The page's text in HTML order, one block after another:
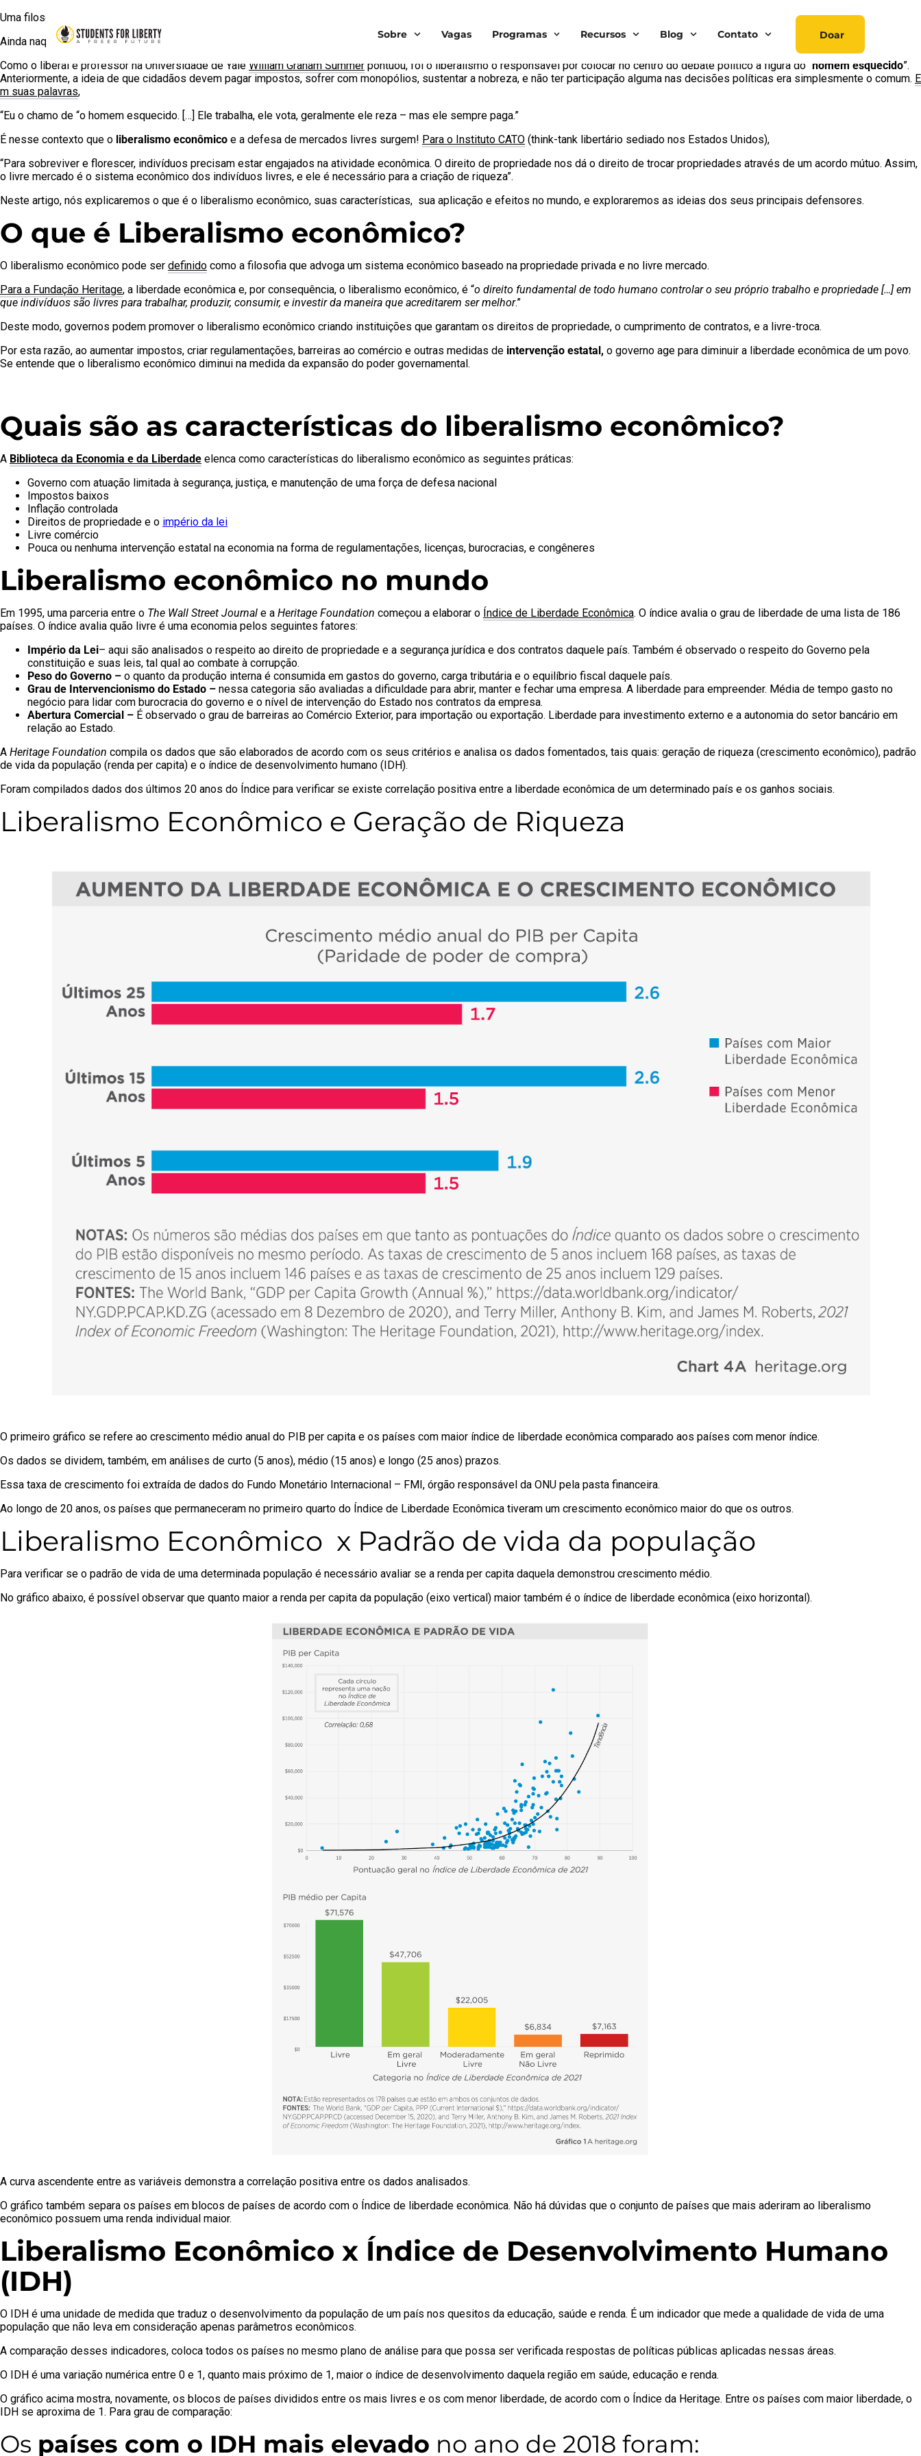
Sobre Vagas Programas Recursos Blog Contato Doar
Uma filosofia em defesa da liberdade é defendida e nominada de diferentes modos desde o pensador chinês
Ainda naquela época, Tzuargumentava sem lei e compulsão, os homens viverão em harmonia ”, um pensamento não muito diferente do expresso peloLiberalismo
moderno.
Como o liberal e professor na Universidade de Yale William Graham Summer pontuou, foi o liberalismo o responsável por colocar no centro do debate político a figura do “ homem esquecido”.
Anteriormente, a ideia de que cidadãos devem pagar impostos, sofrer com monopólios, sustentar a nobreza, e não ter participação alguma nas decisões políticas era simplesmente o comum. E
m suas palavras,
“Eu o chamo de “o homem esquecido. […] Ele trabalha, ele vota, geralmente ele reza – mas ele sempre paga.”
É nesse contexto que o liberalismo econômico e a defesa de mercados livres surgem! Para o Instituto CATO (think-tank libertário sediado nos Estados Unidos),
“Para sobreviver e florescer, indivíduos precisam estar engajados na atividade econômica. O direito de propriedade nos dá o direito de trocar propriedades através de um acordo mútuo. Assim,
o livre mercado é o sistema econômico dos indivíduos livres, e ele é necessário para a criação de riqueza”.
Neste artigo, nós explicaremos o que é o liberalismo econômico, suas características, sua aplicação e efeitos no mundo, e exploraremos as ideias dos seus principais defensores.
O que é Liberalismo econômico?
O liberalismo econômico pode ser definido como a filosofia que advoga um sistema econômico baseado na propriedade privada e no livre mercado.
Para a Fundação Heritage, a liberdade econômica e, por consequência, o liberalismo econômico, é “o direito fundamental de todo humano controlar o seu próprio trabalho e propriedade […] em
que indivíduos são livres para trabalhar, produzir, consumir, e investir da maneira que acreditarem ser melhor.”
Deste modo, governos podem promover o liberalismo econômico criando instituições que garantam os direitos de propriedade, o cumprimento de contratos, e a livre-troca.
Por esta razão, ao aumentar impostos, criar regulamentações, barreiras ao comércio e outras medidas de intervenção estatal, o governo age para diminuir a liberdade econômica de um povo.
Se entende que o liberalismo econômico diminui na medida da expansão do poder governamental.
Quais são as características do liberalismo econômico?
A Biblioteca da Economia e da Liberdade elenca como características do liberalismo econômico as seguintes práticas:
Governo com atuação limitada à segurança, justiça, e manutenção de uma força de defesa nacional
Impostos baixos
Inflação controlada
Direitos de propriedade e o império da lei
Livre comércio
Pouca ou nenhuma intervenção estatal na economia na forma de regulamentações, licenças, burocracias, e congêneres
Liberalismo econômico no mundo
Em 1995, uma parceria entre o The Wall Street Journal e a Heritage Foundation começou a elaborar o Índice de Liberdade Econômica. O índice avalia o grau de liberdade de uma lista de 186
países. O índice avalia quão livre é uma economia pelos seguintes fatores:
Império da Lei– aqui são analisados o respeito ao direito de propriedade e a segurança jurídica e dos contratos daquele país. Também é observado o respeito do Governo pela
constituição e suas leis, tal qual ao combate à corrupção.
Peso do Governo – o quanto da produção interna é consumida em gastos do governo, carga tributária e o equilíbrio fiscal daquele país.
Grau de Intervencionismo do Estado – nessa categoria são avaliadas a dificuldade para abrir, manter e fechar uma empresa. A liberdade para empreender. Média de tempo gasto no
negócio para lidar com burocracia do governo e o nível de intervenção do Estado nos contratos da empresa.
Abertura Comercial – É observado o grau de barreiras ao Comércio Exterior, para importação ou exportação. Liberdade para investimento externo e a autonomia do setor bancário em
relação ao Estado.
A Heritage Foundation compila os dados que são elaborados de acordo com os seus critérios e analisa os dados fomentados, tais quais: geração de riqueza (crescimento econômico), padrão
de vida da população (renda per capita) e o índice de desenvolvimento humano (IDH).
Foram compilados dados dos últimos 20 anos do Índice para verificar se existe correlação positiva entre a liberdade econômica de um determinado país e os ganhos sociais.
Liberalismo Econômico e Geração de Riqueza
O primeiro gráfico se refere ao crescimento médio anual do PIB per capita e os países com maior índice de liberdade econômica comparado aos países com menor índice.
Os dados se dividem, também, em análises de curto (5 anos), médio (15 anos) e longo (25 anos) prazos.
Essa taxa de crescimento foi extraída de dados do Fundo Monetário Internacional – FMI, órgão responsável da ONU pela pasta financeira.
Ao longo de 20 anos, os países que permaneceram no primeiro quarto do Índice de Liberdade Econômica tiveram um crescimento econômico maior do que os outros.
Liberalismo Econômico x Padrão de vida da população
Para verificar se o padrão de vida de uma determinada população é necessário avaliar se a renda per capita daquela demonstrou crescimento médio.
No gráfico abaixo, é possível observar que quanto maior a renda per capita da população (eixo vertical) maior também é o índice de liberdade econômica (eixo horizontal).
A curva ascendente entre as variáveis demonstra a correlação positiva entre os dados analisados.
O gráfico também separa os países em blocos de países de acordo com o Índice de liberdade econômica. Não há dúvidas que o conjunto de países que mais aderiram ao liberalismo
econômico possuem uma renda individual maior.
Liberalismo Econômico x Índice de Desenvolvimento Humano
(IDH)
O IDH é uma unidade de medida que traduz o desenvolvimento da população de um país nos quesitos da educação, saúde e renda. É um indicador que mede a qualidade de vida de uma
população que não leva em consideração apenas parâmetros econômicos.
A comparação desses indicadores, coloca todos os países no mesmo plano de análise para que possa ser verificada respostas de políticas públicas aplicadas nessas áreas.
O IDH é uma variação numérica entre 0 e 1, quanto mais próximo de 1, maior o índice de desenvolvimento daquela região em saúde, educação e renda.
O gráfico acima mostra, novamente, os blocos de países divididos entre os mais livres e os com menor liberdade, de acordo com o Índice da Heritage. Entre os países com maior liberdade, o
IDH se aproxima de 1. Para grau de comparação:
Os países com o IDH mais elevado no ano de 2018 foram: